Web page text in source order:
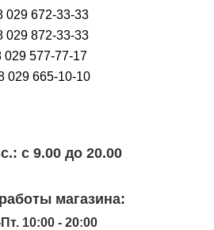
029 672-33-33
029 872-33-33
029 577-77-17
029 665-10-10
с 9.00 до 20.00
магазина:
10:00 - 20:00